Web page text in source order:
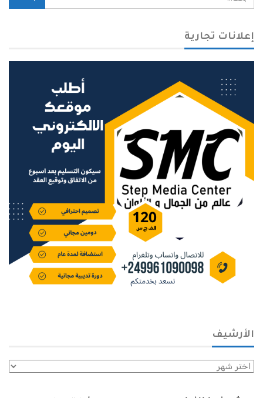
إعلانات تجارية
الأرشيف
الأرشيف